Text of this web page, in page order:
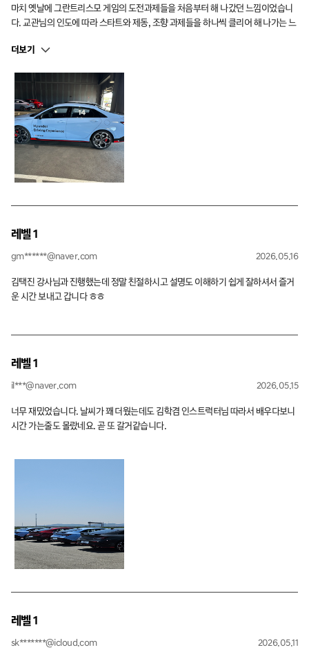
마치 옛날에 그란트리스모 게임의 도전과제들을 처음부터 해 나갔던 느낌이었습니
다. 교관님의 인도에 따라 스타트와 제동, 조향 과제들을 하나씩 클리어 해 나가는 느
는 것만 빼면 정말 엄청난 기본기와 가격 대비 성능을 보여주어서 놀랐습니다. 단 하
더보기
레벨 1
gm******@naver.com 2026.05.16
김택진 강사님과 진행했는데 정말 친절하시고 설명도 이해하기 쉽게 잘하셔서 즐거
운 시간 보내고 갑니다 ㅎㅎ
레벨 1
il***@naver.com 2026.05.15
너무 재밌었습니다. 날씨가 꽤 더웠는데도 김학겸 인스트럭터님 따라서 배우다보니
시간 가는줄도 몰랐네요. 곧 또 갈거같습니다.
레벨 1
sk*******@icloud.com 2026.05.11